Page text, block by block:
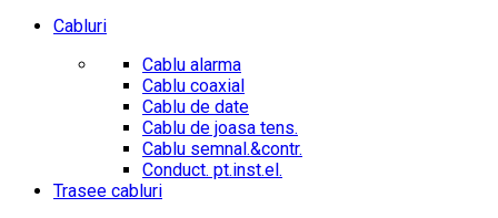
Cabluri
Cablu alarma
Cablu coaxial
Cablu de date
Cablu de joasa tens.
Cablu semnal.&contr.
Conduct. pt.inst.el.
Trasee cabluri